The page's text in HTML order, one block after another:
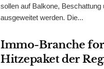
sollen auf Balkone,
ausgeweitet werden. Die...
Immo-Branche
Hitzepaket der